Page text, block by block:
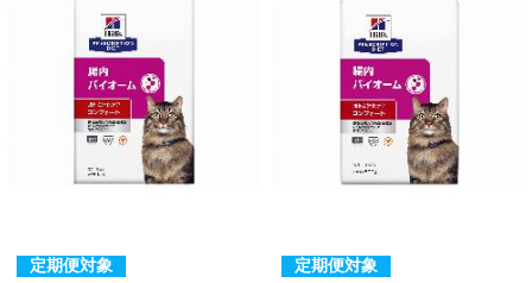
定期便対象 定期便対象